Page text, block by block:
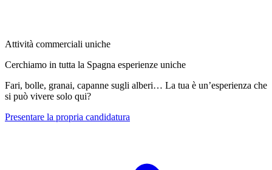
Attività commerciali uniche
Cerchiamo in tutta la Spagna esperienze uniche
Fari, bolle, granai, capanne sugli alberi… La tua è un’esperienza che
si può vivere solo qui?
Presentare la propria candidatura